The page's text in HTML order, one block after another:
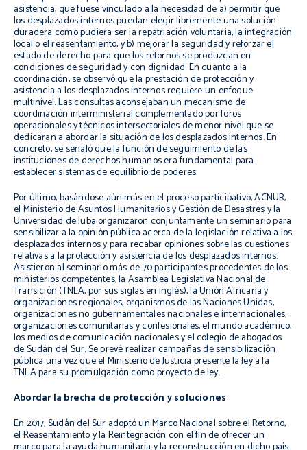
asistencia, que fuese vinculado a la necesidad de a) permitir que
los desplazados internos puedan elegir libremente una solución
duradera como pudiera ser la repatriación voluntaria, la integración
local o el reasentamiento, y b) mejorar la seguridad y reforzar el
estado de derecho para que los retornos se produzcan en
condiciones de seguridad y con dignidad. En cuanto a la
coordinación, se observó que la prestación de protección y
asistencia a los desplazados internos requiere un enfoque
multinivel. Las consultas aconsejaban un mecanismo de
coordinación interministerial complementado por foros
operacionales y técnicos intersectoriales de menor nivel que se
dedicaran a abordar la situación de los desplazados internos. En
concreto, se señaló que la función de seguimiento de las
instituciones de derechos humanos era fundamental para
establecer sistemas de equilibrio de poderes.
Por último, basándose aún más en el proceso participativo, ACNUR,
el Ministerio de Asuntos Humanitarios y Gestión de Desastres y la
Universidad de Juba organizaron conjuntamente un seminario para
sensibilizar a la opinión pública acerca de la legislación relativa a los
desplazados internos y para recabar opiniones sobre las cuestiones
relativas a la protección y asistencia de los desplazados internos.
Asistieron al seminario más de 70 participantes procedentes de los
ministerios competentes, la Asamblea Legislativa Nacional de
Transición (TNLA, por sus siglas en inglés), la Unión Africana y
organizaciones regionales, organismos de las Naciones Unidas,
organizaciones no gubernamentales nacionales e internacionales,
organizaciones comunitarias y confesionales, el mundo académico,
los medios de comunicación nacionales y el colegio de abogados
de Sudán del Sur. Se prevé realizar campañas de sensibilización
pública una vez que el Ministerio de Justicia presente la ley a la
TNLA para su promulgación como proyecto de ley.
Abordar la brecha de protección y soluciones
En 2017, Sudán del Sur adoptó un Marco Nacional sobre el Retorno,
el Reasentamiento y la Reintegración con el fin de ofrecer un